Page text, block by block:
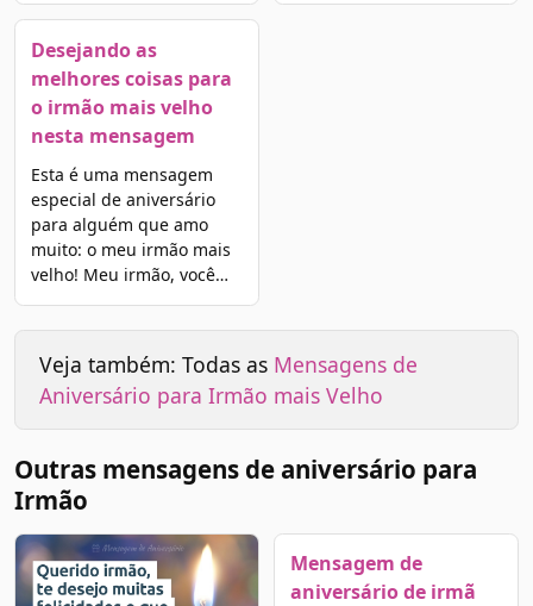
Desejando as
melhores coisas para
o irmão mais velho
nesta mensagem
Esta é uma mensagem
especial de aniversário
para alguém que amo
muito: o meu irmão mais
velho! Meu irmão, você…
Veja também: Todas as Mensagens de
Aniversário para Irmão mais Velho
Outras mensagens de aniversário para
Irmão
Mensagem de
aniversário de irmã